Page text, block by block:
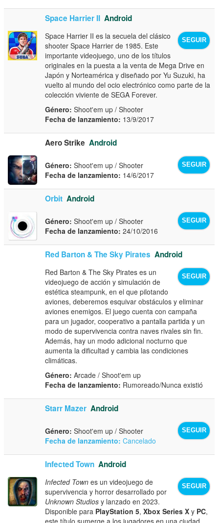
Space Harrier II Android
SEGUIR
Space Harrier II es la secuela del clásico
shooter Space Harrier de 1985. Este
importante videojuego, uno de los títulos
originales en la puesta a la venta de Mega Drive en
Japón y Norteamérica y diseñado por Yu Suzuki, ha
vuelto al mundo del ocio electrónico como parte de la
colección viviente de SEGA Forever.
Género: Shoot'em up / Shooter
Fecha de lanzamiento: 13/9/2017
Aero Strike Android
SEGUIR
Género: Shoot'em up / Shooter
Fecha de lanzamiento: 14/6/2017
Orbit Android
SEGUIR
Género: Shoot'em up / Shooter
Fecha de lanzamiento: 24/10/2016
Red Barton & The Sky Pirates Android
SEGUIR
Red Barton & The Sky Pirates es un
videojuego de acción y simulación de
estética steampunk, en el que pilotando
aviones, deberemos esquivar obstáculos y eliminar
aviones enemigos. El juego cuenta con campaña
para un jugador, cooperativo a pantalla partida y un
modo de supervivencia contra naves rivales sin fin.
Además, hay un modo adicional nocturno que
aumenta la dificultad y cambia las condiciones
climáticas.
Género: Arcade / Shoot'em up
Fecha de lanzamiento: Rumoreado/Nunca existió
Starr Mazer Android
SEGUIR
Género: Shoot'em up / Shooter
Fecha de lanzamiento: Cancelado
Infected Town Android
SEGUIR
Infected Town es un videojuego de
supervivencia y horror desarrollado por
Unknown Studios y lanzado en 2023.
Disponible para PlayStation 5,Xbox Series X y PC,
este título sumerge a los jugadores en una ciudad